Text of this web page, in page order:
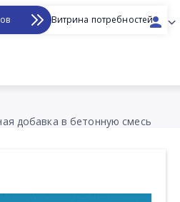
Витрина потребностей
добавка в бетонную смесь